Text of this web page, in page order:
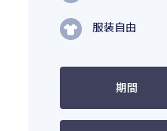
服装自由
期間